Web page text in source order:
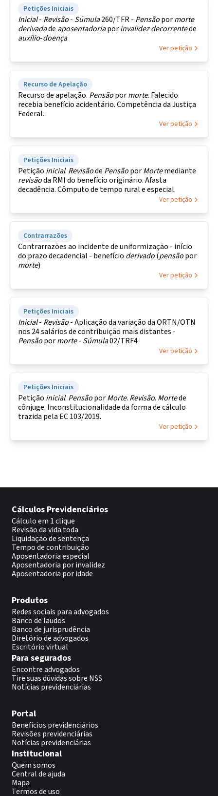
Petições Iniciais
Inicial- Revisão- Súmula260/TFR - Pensãopormorte
derivadade aposentadoriaporinvalidezdecorrentede
auxílio-doença
Ver petição
Recurso de Apelação
Recurso de apelação. Pensãopormorte. Falecido
recebia benefício acidentário. Competência da Justiça
Federal.
Ver petição
Petições Iniciais
Petição inicial. Revisãode PensãoporMortemediante
revisãoda RMI do benefício originário. Afasta
decadência. Cômputo de tempo rural e especial.
Ver petição
Contrarrazões
Contrarrazões ao incidente de uniformização - início
do prazo decadencial - benefício derivado(pensãopor
morte)
Ver petição
Petições Iniciais
Inicial- Revisão- Aplicação da variação da ORTN/OTN
nos 24 salários de contribuição mais distantes -
Pensãopormorte- Súmula02/TRF4
Ver petição
Petições Iniciais
Petição inicial. PensãoporMorte. Revisão. Mortede
cônjuge. Inconstitucionalidade da forma de cálculo
trazida pela EC 103/2019.
Ver petição
Cálculos Previdenciários
Cálculo em 1 clique
Revisão da vida toda
Liquidação de sentença
Tempo de contribuição
Aposentadoria especial
Aposentadoria por invalidez
Aposentadoria por idade
Produtos
Redes sociais para advogados
Banco de laudos
Banco de jurisprudência
Diretório de advogados
Escritório virtual
Para segurados
Encontre advogados
Tire suas dúvidas sobre NSS
Notícias previdenciárias
Portal
Benefícios previdenciários
Revisões previdenciárias
Notícias previdenciárias
Institucional
Quem somos
Central de ajuda
Mapa
Termos de uso